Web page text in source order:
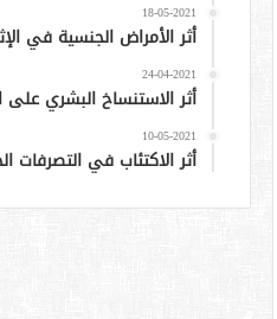
18-05-2021
أثر الأمراض الجنسية في
24-04-2021
أثر الاستنساخ البشري
10-05-2021
أثر الاكتئاب في التصرفات